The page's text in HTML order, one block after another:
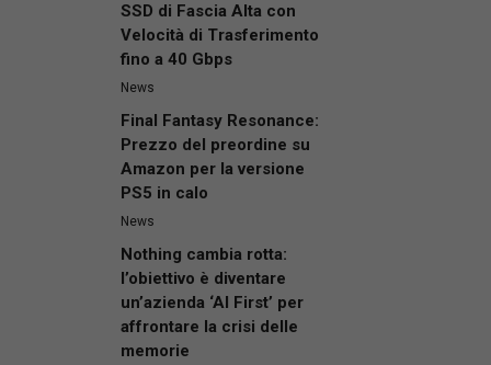
SSD di Fascia Alta con
Velocità di Trasferimento
fino a 40 Gbps
News
Final Fantasy Resonance:
Prezzo del preordine su
Amazon per la versione
PS5 in calo
News
Nothing cambia rotta:
l’obiettivo è diventare
un’azienda ‘AI First’ per
affrontare la crisi delle
memorie